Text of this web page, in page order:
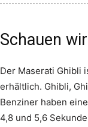
Schauen
Der Maserati Ghibli
erhältlich. Ghibli,
Benziner haben
4,8 und 5,6